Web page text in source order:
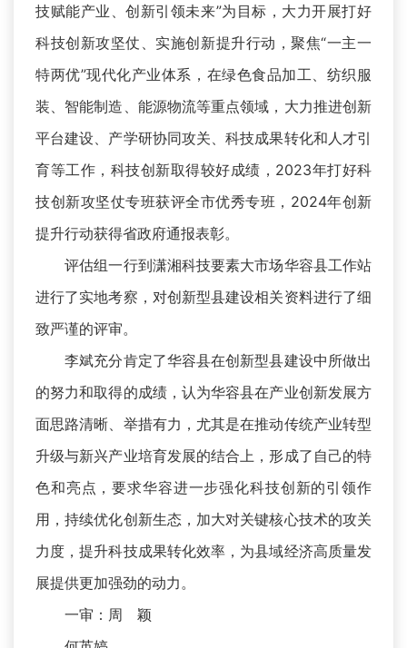
技赋能产业、创新引领未来”为目标，大力开展打好
科技创新攻坚仗、实施创新提升行动，聚焦“一主一
特两优”现代化产业体系，在绿色食品加工、纺织服
装、智能制造、能源物流等重点领域，大力推进创新
平台建设、产学研协同攻关、科技成果转化和人才引
育等工作，科技创新取得较好成绩，2023年打好科
技创新攻坚仗专班获评全市优秀专班，2024年创新
提升行动获得省政府通报表彰。
评估组一行到潇湘科技要素大市场华容县工作站
进行了实地考察，对创新型县建设相关资料进行了细
致严谨的评审。
李斌充分肯定了华容县在创新型县建设中所做出
的努力和取得的成绩，认为华容县在产业创新发展方
面思路清晰、举措有力，尤其是在推动传统产业转型
升级与新兴产业培育发展的结合上，形成了自己的特
色和亮点，要求华容进一步强化科技创新的引领作
用，持续优化创新生态，加大对关键核心技术的攻关
力度，提升科技成果转化效率，为县域经济高质量发
展提供更加强劲的动力。
一审：周 颖